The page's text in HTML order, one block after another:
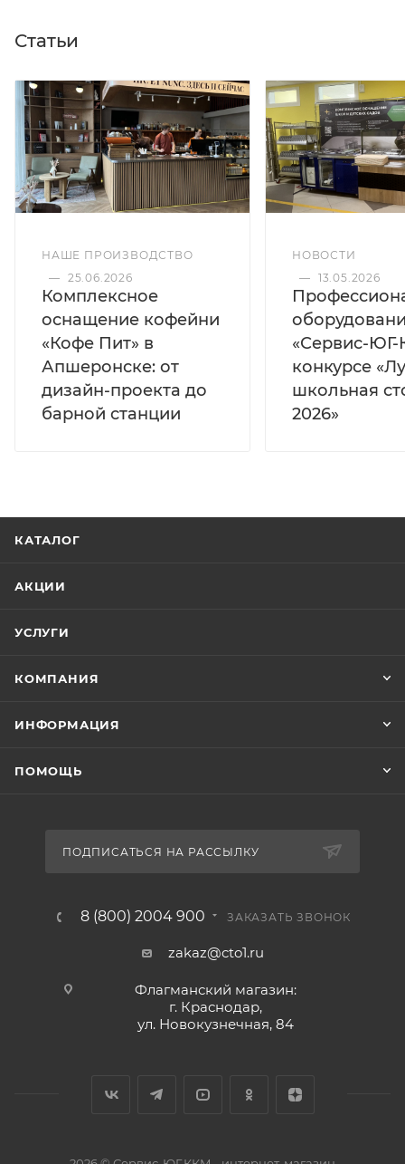
Статьи
НАШЕ ПРОИЗВОДСТВО
— 25.06.2026
Комплексное
оснащение кофейни
«Кофе Пит» в
Апшеронске: от
дизайн-проекта до
барной станции
НОВОСТИ
— 13.05.2026
«Сервис-
конкурсе
школьная
2026»
КАТАЛОГ
АКЦИИ
УСЛУГИ
КОМПАНИЯ
ИНФОРМАЦИЯ
ПОМОЩЬ
ПОДПИСАТЬСЯ НА РАССЫЛКУ
8 (800) 2004 900 ЗАКАЗАТЬ ЗВОНОК
zakaz@cto1.ru
Флагманский магазин:
г. Краснодар,
ул. Новокузнечная, 84